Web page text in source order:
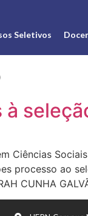
Seletivos
Ciências
processo ao
CUNHA